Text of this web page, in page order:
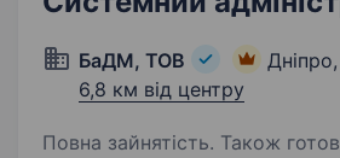
БаДМ, ТОВ
Дніпро,
6,8 км від центру
Повна зайнятість. Також